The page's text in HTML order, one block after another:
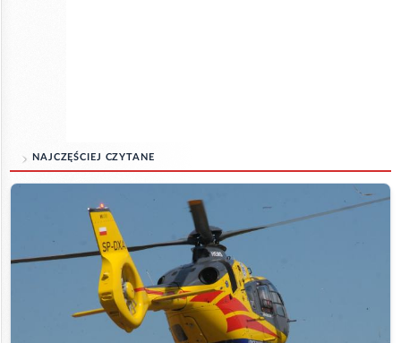
NAJCZĘŚCIEJ CZYTANE